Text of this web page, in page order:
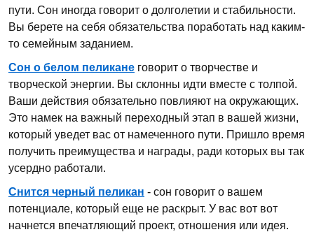
пути. Сон иногда говорит о долголетии и стабильности.
Вы берете на себя обязательства поработать над каким-
то семейным заданием.
Сон о белом пеликане говорит о творчестве и
творческой энергии. Вы склонны идти вместе с толпой.
Ваши действия обязательно повлияют на окружающих.
Это намек на важный переходный этап в вашей жизни,
который уведет вас от намеченного пути. Пришло время
получить преимущества и награды, ради которых вы так
усердно работали.
Снится черный пеликан - сон говорит о вашем
потенциале, который еще не раскрыт. У вас вот вот
начнется впечатляющий проект, отношения или идея.